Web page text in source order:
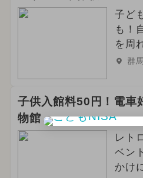
子ど
も！
を周
群
子供入館料50円！電車
物館
レト
ベン
かけ